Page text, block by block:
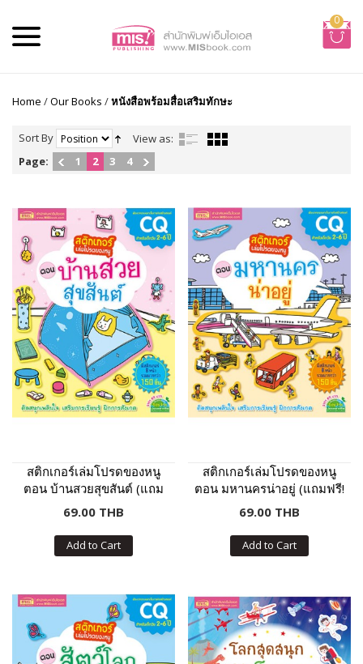
0
Home /Our Books /หนังสือพร้อมสื่อเสริมทักษะ
Sort By
View as:
Page:
1 2 3 4
สติกเกอร์เล่มโปรดของหนู
ตอน บ้านสวยสุขสันต์ (แถม
ฟรี! สติกเกอร์กว่า 150 ชิ้น)
69.00 THB
Add to Cart
สติกเกอร์เล่มโปรดของหนู
ตอน มหานครน่าอยู่ (แถมฟรี!
สติกเกอร์กว่า 150 ชิ้น)
69.00 THB
Add to Cart